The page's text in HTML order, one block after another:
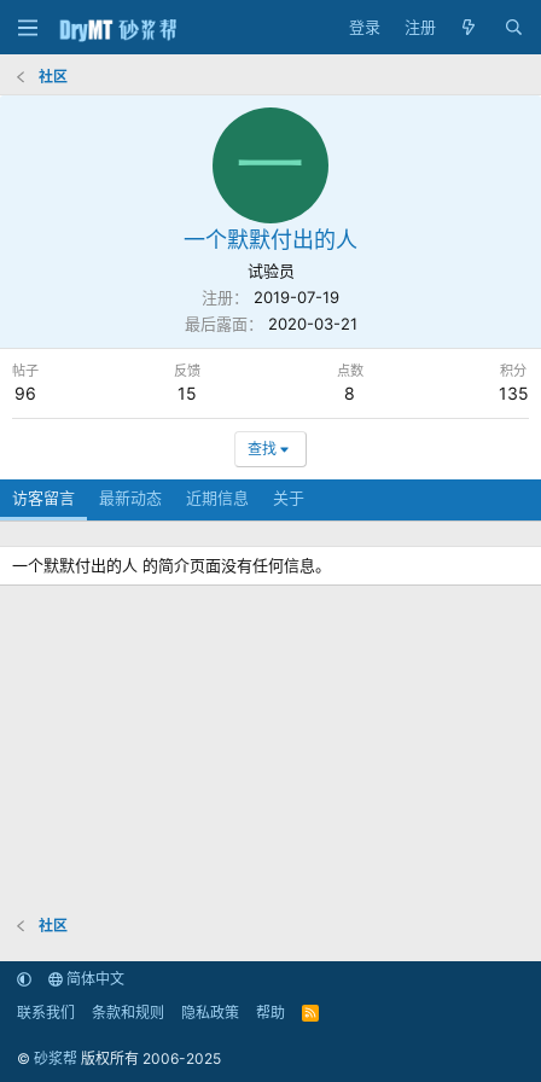
登录 注册
社区
一
一个默默付出的人
试验员
注册
2019-07-19
最后露面
2020-03-21
帖子
96
反馈
15
点数
8
积分
135
查找
访客留言 最新动态 近期信息 关于
一个默默付出的人 的简介页面没有任何信息。
社区
简体中文
联系我们
条款和规则 隐私政策 帮助
R
© 砂浆帮 版权所有 2006-2025